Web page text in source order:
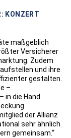
KONZERT
maßgeblich
Versicherer
Zudem
und ihre
gestalten.
–
in die Hand
der Allianz
sehr ähnlich.
gemeinsam.“